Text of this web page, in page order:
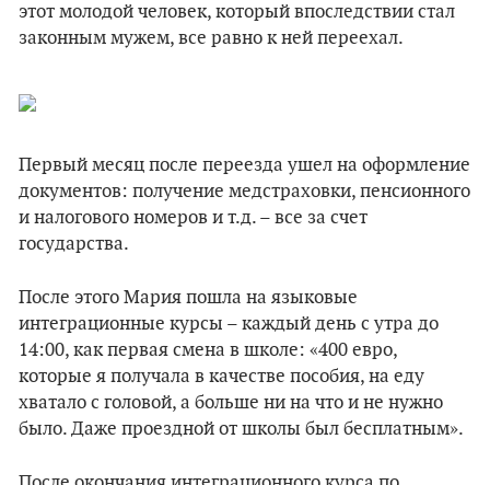
этот молодой человек, который впоследствии стал
законным мужем, все равно к ней переехал.
Первый месяц после переезда ушел на оформление
документов: получение медстраховки, пенсионного
и налогового номеров и т.д. – все за счет
государства.
После этого Мария пошла на языковые
интеграционные курсы – каждый день с утра до
14:00, как первая смена в школе: «400 евро,
которые я получала в качестве пособия, на еду
хватало с головой, а больше ни на что и не нужно
было. Даже проездной от школы был бесплатным».